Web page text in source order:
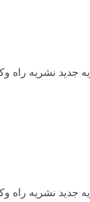
نشریه راه
نشریه راه